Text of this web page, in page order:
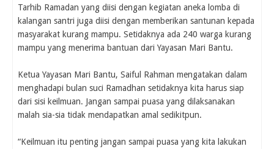
Tarhib Ramadan yang diisi dengan kegiatan aneka lomba di
kalangan santri juga diisi dengan memberikan santunan kepada
masyarakat kurang mampu. Setidaknya ada 240 warga kurang
mampu yang menerima bantuan dari Yayasan Mari Bantu.
Ketua Yayasan Mari Bantu, Saiful Rahman mengatakan dalam
menghadapi bulan suci Ramadhan setidaknya kita harus siap
dari sisi keilmuan. Jangan sampai puasa yang dilaksanakan
malah sia-sia tidak mendapatkan amal sedikitpun.
“Keilmuan itu penting jangan sampai puasa yang kita lakukan